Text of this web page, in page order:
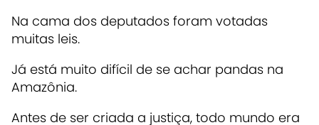
Na cama dos deputados foram votadas
muitas leis.
Já está muito difícil de se achar pandas na
Amazônia.
Antes de ser criada a justiça, todo mundo era